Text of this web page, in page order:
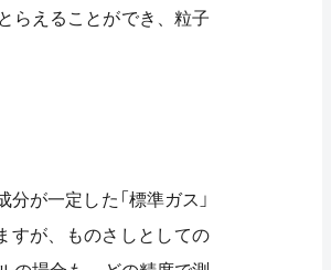
らえることができ、粒子
が一定した「標準ガス」
すが、ものさしとしての